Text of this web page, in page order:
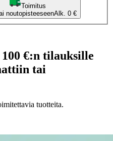
Toimitus
noutopisteeseenAlk. 0 €
€:n tilauksille
tai
tuotteita.